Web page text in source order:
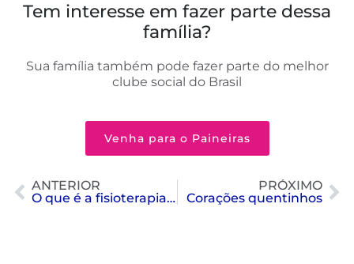
Tem interesse em fazer parte dessa
família?
Sua família também pode fazer parte do melhor
clube social do Brasil
Venha para o Paineiras
ANTERIOR
O que é a fisioterapia pélvica?
PRÓXIMO
Corações quentinhos